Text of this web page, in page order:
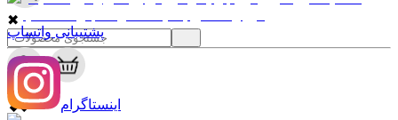
✖
0
✖
پشتیبانی واتساپ
اینستاگرام